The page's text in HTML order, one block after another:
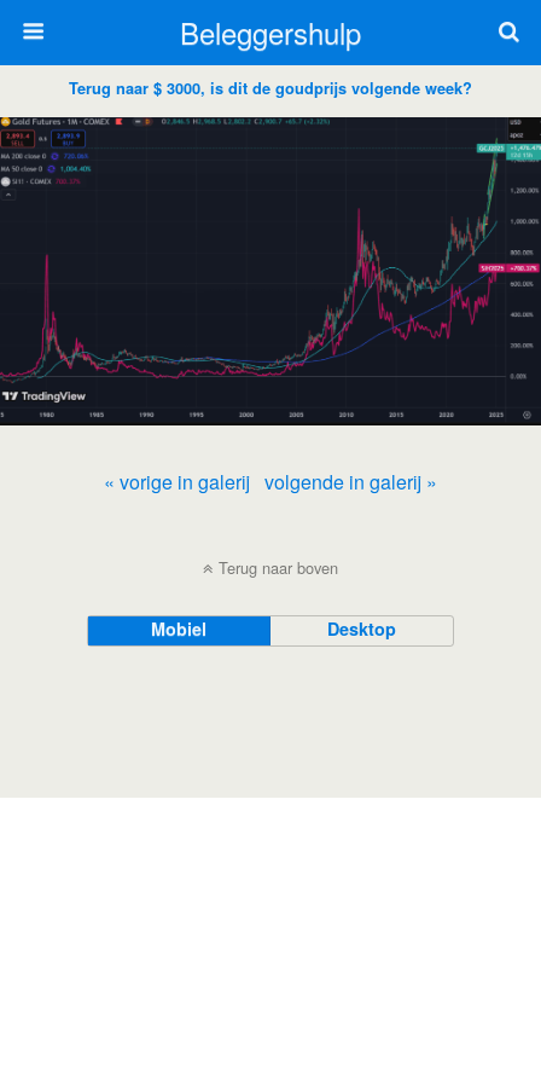
Beleggershulp
Terug naar $ 3000, is dit de goudprijs volgende week?
« vorige in galerij volgende in galerij »
Terug naar boven
Mobiel Desktop